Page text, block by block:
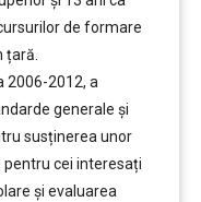
de formare
țară.
2006-2012, a
generale şi
susținerea unor
cei interesați
și evaluarea